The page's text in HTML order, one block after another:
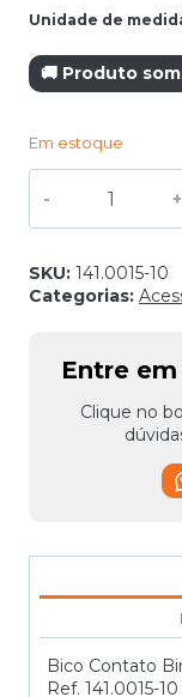
Unidade de
🚚 Produto
Em estoque
CONTATO
M8
CU
1,2MM
quantidade
SKU: 141.0015-10
Categorias:
Entre
Clique no
Bico Contato
Ref. 141.0015-10